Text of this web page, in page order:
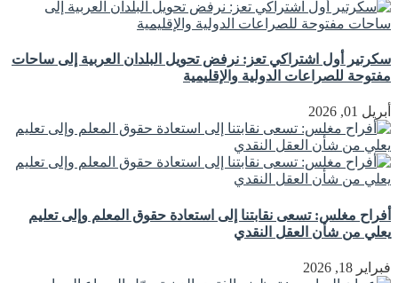
سكرتير أول اشتراكي تعز: نرفض تحويل البلدان العربية إلى ساحات
مفتوحة للصراعات الدولية والإقليمية
أبريل 01, 2026
أفراح مغلس: تسعى نقابتنا إلى استعادة حقوق المعلم وإلى تعليم
يعلي من شأن العقل النقدي
فبراير 18, 2026